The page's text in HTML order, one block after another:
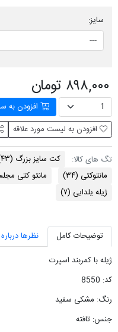
سایز:
۸۹۸,۰۰۰ تومان
افزودن به
افزودن به لیست مورد علاقه
تگ های کالا: کت سایز بزرگ
مانتوکتی (۳۴) مانتو کتی
ژیله یلدایی (۷)
توضیحات کامل
نظرها درباره
ژیله با کمربند اسپرت
کد: 8550
رنگ: مشکی سفید
جنس: تافته